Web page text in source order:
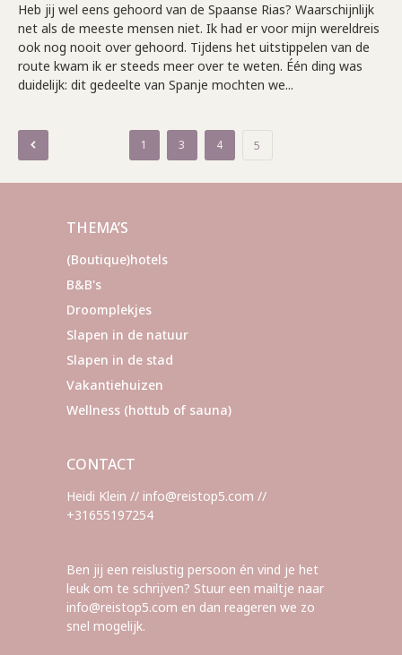
Heb jij wel eens gehoord van de Spaanse Rias? Waarschijnlijk
net als de meeste mensen niet. Ik had er voor mijn wereldreis
ook nog nooit over gehoord. Tijdens het uitstippelen van de
route kwam ik er steeds meer over te weten. Één ding was
duidelijk: dit gedeelte van Spanje mochten we...
Berichten
paginering
1 3 4 5
THEMA’S
(Boutique)hotels
B&B's
Droomplekjes
Slapen in de natuur
Slapen in de stad
Vakantiehuizen
Wellness (hottub of sauna)
CONTACT
Heidi Klein // info@reistop5.com //
+31655197254
Ben jij een reislustig persoon én vind je het
leuk om te schrijven? Stuur een mailtje naar
info@reistop5.com en dan reageren we zo
snel mogelijk.